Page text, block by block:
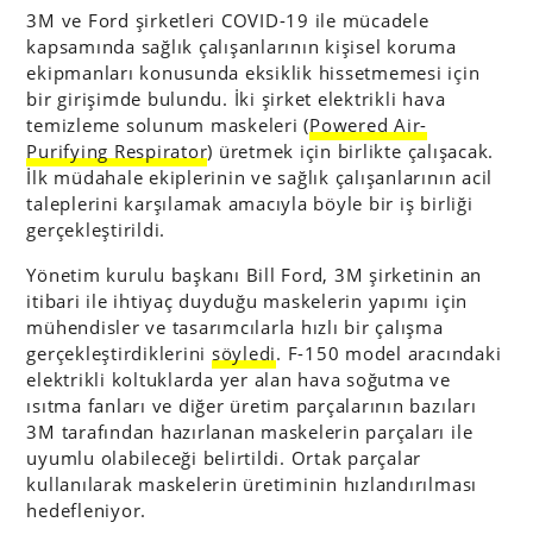
3M ve Ford şirketleri COVID-19 ile mücadele
kapsamında sağlık çalışanlarının kişisel koruma
ekipmanları konusunda eksiklik hissetmemesi için
bir girişimde bulundu. İki şirket elektrikli hava
temizleme solunum maskeleri (Powered Air-
Purifying Respirator) üretmek için birlikte çalışacak.
İlk müdahale ekiplerinin ve sağlık çalışanlarının acil
taleplerini karşılamak amacıyla böyle bir iş birliği
gerçekleştirildi.
Yönetim kurulu başkanı Bill Ford, 3M şirketinin an
itibari ile ihtiyaç duyduğu maskelerin yapımı için
mühendisler ve tasarımcılarla hızlı bir çalışma
gerçekleştirdiklerini söyledi. F-150 model aracındaki
elektrikli koltuklarda yer alan hava soğutma ve
ısıtma fanları ve diğer üretim parçalarının bazıları
3M tarafından hazırlanan maskelerin parçaları ile
uyumlu olabileceği belirtildi. Ortak parçalar
kullanılarak maskelerin üretiminin hızlandırılması
hedefleniyor.